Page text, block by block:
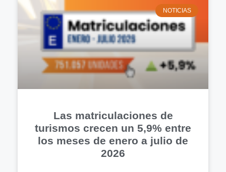
NOTICIAS
Las matriculaciones de
turismos crecen un 5,9% entre
los meses de enero a julio de
2026